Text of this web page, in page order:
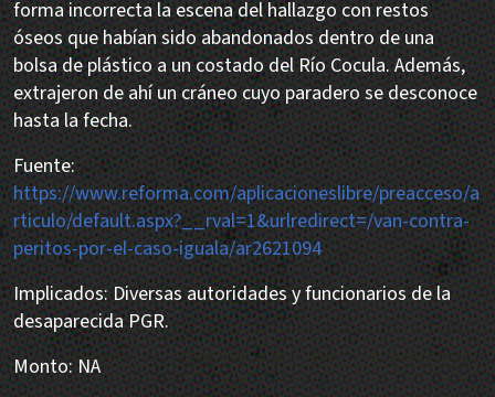
forma incorrecta la escena del hallazgo con restos
óseos que habían sido abandonados dentro de una
bolsa de plástico a un costado del Río Cocula. Además,
extrajeron de ahí un cráneo cuyo paradero se desconoce
hasta la fecha.
Fuente:
https://www.reforma.com/aplicacioneslibre/preacceso/a
rticulo/default.aspx?__rval=1&urlredirect=/van-contra-
peritos-por-el-caso-iguala/ar2621094
Implicados: Diversas autoridades y funcionarios de la
desaparecida PGR.
Monto: NA